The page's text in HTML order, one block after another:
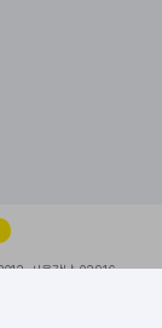
서울강남-02916